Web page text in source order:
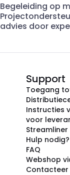
Begeleiding op
advies door
Support
Toegang
Instructies
voor
Streamliner
Hulp nodig?
FAQ
Webshop
Contacteer